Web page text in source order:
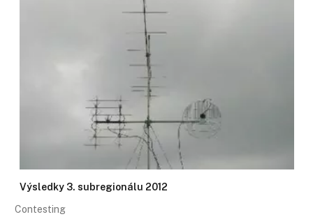
Výsledky 3. subregionálu 2012
Contesting